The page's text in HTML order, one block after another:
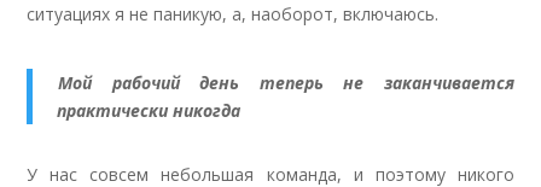
ситуациях я не паникую, а, наоборот, включаюсь.
Мой рабочий день теперь не заканчивается
практически никогда
У нас совсем небольшая команда, и поэтому никого